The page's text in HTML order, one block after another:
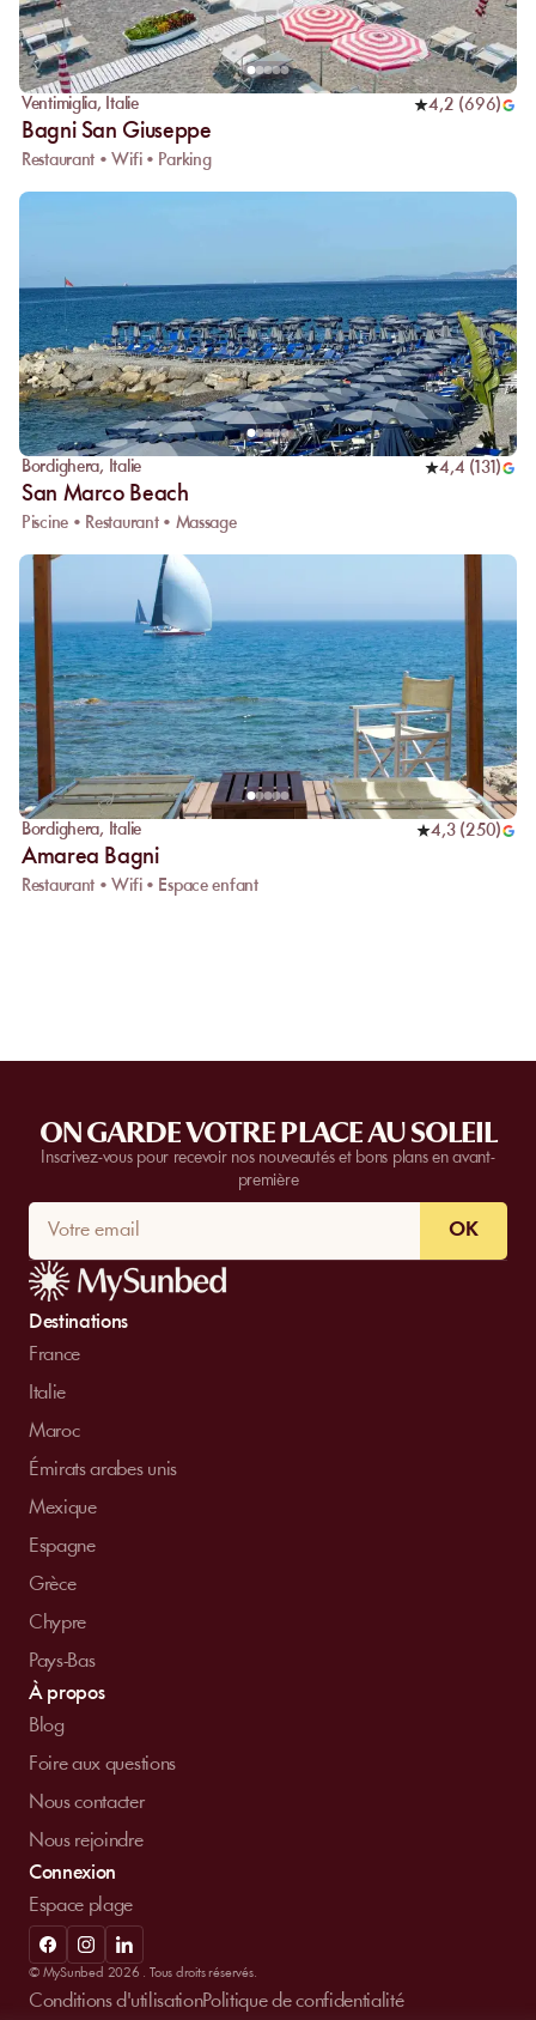
Ventimiglia, Italie 4,2 (696)
Bagni San Giuseppe
Restaurant • Wifi • Parking
Bordighera, Italie 4,4 (131 )
San Marco Beach
Piscine • Restaurant • Massage
Bordighera, Italie 4,3(250)
Amarea Bagni
Restaurant • Wifi • Espace enfant
ON GARDE VOTRE PLACE AU SOLEIL
Inscrivez-vous pour recevoir nos nouveautés et bons plans en avant-
première
OK
Destinations
France
Italie
Maroc
Émirats arabes unis
Mexique
Espagne
Grèce
Chypre
Pays-Bas
À propos
Blog
Foire aux questions
Nous contacter
Nous rejoindre
Connexion
Espace plage
© MySunbed 2026 . Tous droits réservés.
Conditions d'utilisationPolitique de confidentialité